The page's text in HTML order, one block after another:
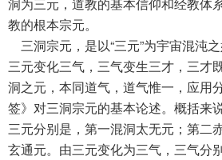
洞为三元，道教的基本信仰和经教体
教的根本宗元。
三洞宗元，是以“三元”为宇宙混沌之
三元变化三气，三气变生三才，三才
洞之元，本同道气，道气惟一，应用
签》对三洞宗元的基本论述。概括来
三元分别是，第一混洞太无元；第二
玄通元。由三元变化为三气，三气分